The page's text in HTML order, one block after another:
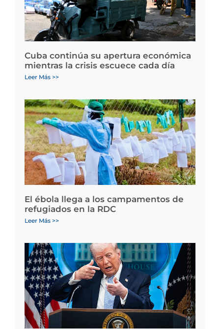
Cuba continúa su apertura económica
mientras la crisis escuece cada día
Leer Más >>
El ébola llega a los campamentos de
refugiados en la RDC
Leer Más >>